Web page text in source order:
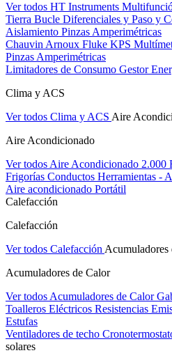
Ver todos HT Instruments
Tierra Bucle Diferenciales y Paso y
Aislamiento Pinzas Amperimétricas
Chauvin Arnoux Fluke KPS
Pinzas Amperimétricas
Limitadores de Consumo Gestor
Clima y ACS
Ver todos Clima y ACS Aire
Aire Acondicionado
Ver todos Aire Acondicionado 2.000
Frigorías Conductos Herramientas -
Aire acondicionado Portátil
Calefacción
Calefacción
Ver todos Calefacción Acumuladores
Acumuladores de Calor
Ver todos Acumuladores de Calor
Toalleros Eléctricos Resistencias
Estufas
Ventiladores de techo
solares